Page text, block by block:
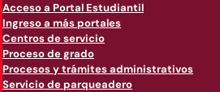
Acceso a Portal Estudiantil
Ingreso a más portales
Centros de servicio
Proceso de grado
Procesos y trámites administrativos
Servicio de parqueadero